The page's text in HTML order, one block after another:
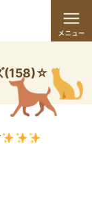
(158)☆